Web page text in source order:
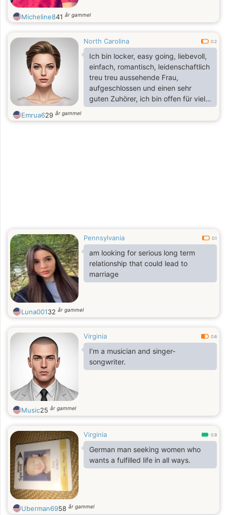
Micheline841 år gammel
North Carolina 0.2
Ich bin locker, easy going, liebevoll,
einfach, romantisch, leidenschaftlich
treu treu aussehende Frau,
aufgeschlossen und einen sehr
guten Zuhörer, ich bin offen für viele
Dinge und die Liebe Sprache und
Kultur sowie zu lernen.
Emrua629 år gammel
Pennsylvania 0.1
am looking for serious long term
relationship that could lead to
marriage
Luna00132 år gammel
Virginia 0.6
I’m a musician and singer-
songwriter.
Music25 år gammel
Virginia 0.9
German man seeking women who
wants a fulfilled life in all ways.
Uberman6958 år gammel